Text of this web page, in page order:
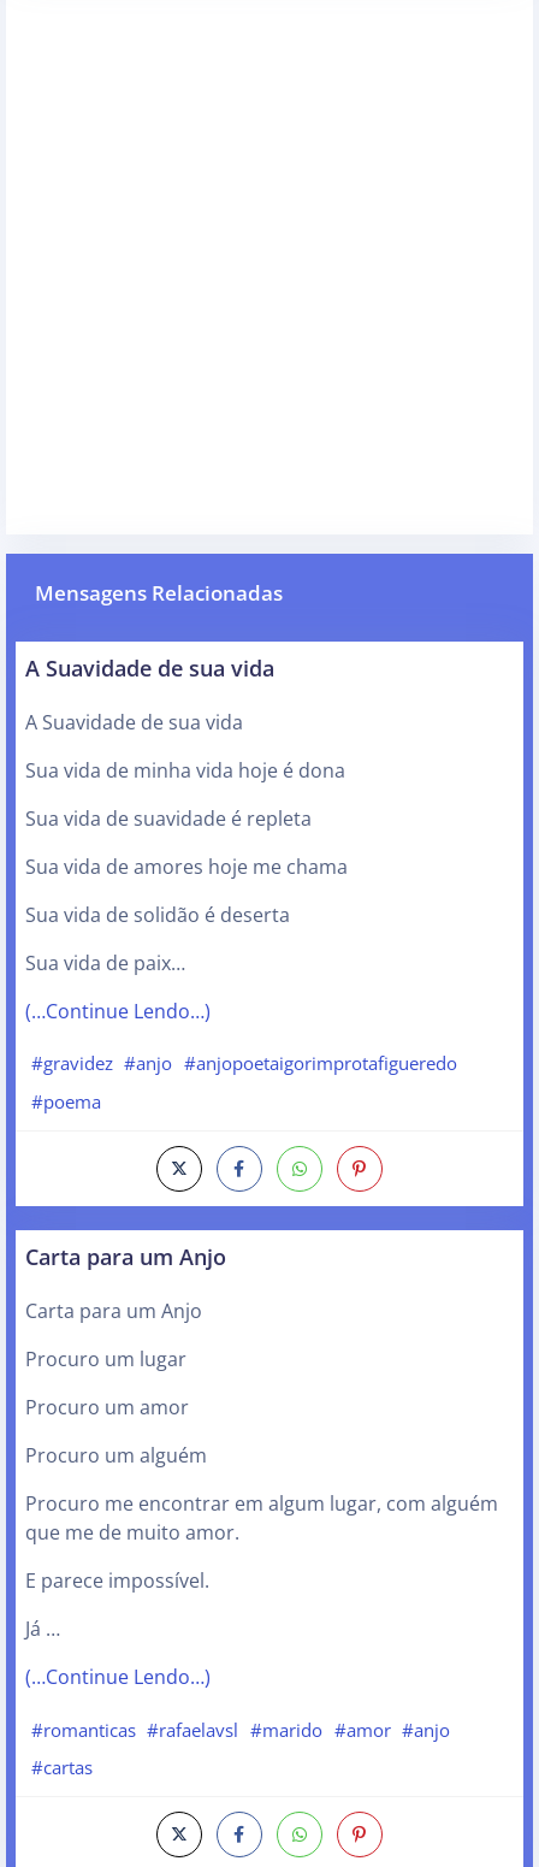
Mensagens Relacionadas
A Suavidade de sua vida
A Suavidade de sua vida
Sua vida de minha vida hoje é dona
Sua vida de suavidade é repleta
Sua vida de amores hoje me chama
Sua vida de solidão é deserta
Sua vida de paix…
(…Continue Lendo…)
#gravidez #anjo #anjopoetaigorimprotafigueredo
#poema
Carta para um Anjo
Carta para um Anjo
Procuro um lugar
Procuro um amor
Procuro um alguém
Procuro me encontrar em algum lugar, com alguém
que me de muito amor.
E parece impossível.
Já …
(…Continue Lendo…)
#romanticas #rafaelavsl #marido #amor #anjo
#cartas